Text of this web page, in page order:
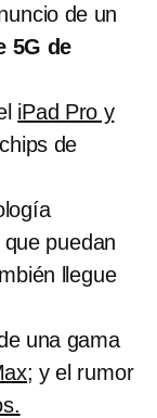
de un
5G de
iPad Pro y
de
puedan
llegue
una gama
; y el rumor